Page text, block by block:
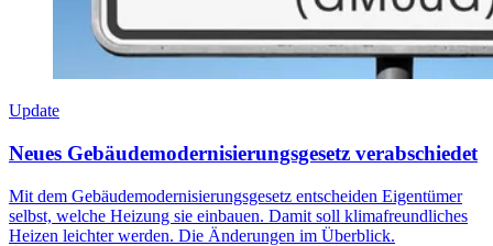
Update
Neues Gebäudemodernisierungsgesetz verabschiedet
Mit dem Gebäudemodernisierungsgesetz entscheiden Eigentümer
selbst, welche Heizung sie einbauen. Damit soll klimafreundliches
Heizen leichter werden. Die Änderungen im Überblick.